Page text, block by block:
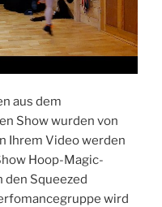
aus dem
Show wurden von
Ihrem Video werden
Hoop-Magic-
den Squeezed
wird